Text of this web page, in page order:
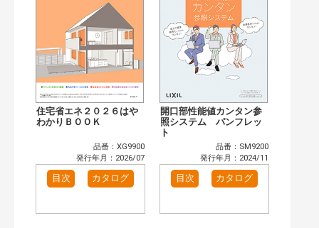
おすすめハッシュタグ
まずはここから（7）
施工イメージ・アイデア集（5）
リフォームおすすめ（6）
省エネ住宅関連（2）
補助金・優遇制度を知る（2）
カテゴリー
窓・シャッター（3）
玄関ドア・引戸（2）
インテリア建材（1）
エクステリア（1）
浴室（1）
洗面化粧室（1）
トイレ（1）
小型電気温水器（1）
太陽光発電・屋根・外壁（4）
発行年で検索
住宅省エネ２０２６はや
わかりＢＯＯＫ
品番：XG9900
発行年月：2026/07
目次 カタログ
開口部性能値カンタン参
照システム パンフレッ
ト
品番：SM9200
発行年月：2024/11
目次 カタログ